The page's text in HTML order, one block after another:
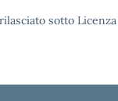
sotto Licenza